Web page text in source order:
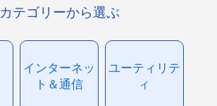
カテゴリーから選ぶ
インターネッ
ト＆通信
ユーティリテ
ィ